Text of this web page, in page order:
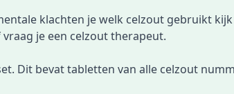
klachten je welk celzout gebruikt
je een celzout therapeut.
. Dit bevat tabletten van alle celzout